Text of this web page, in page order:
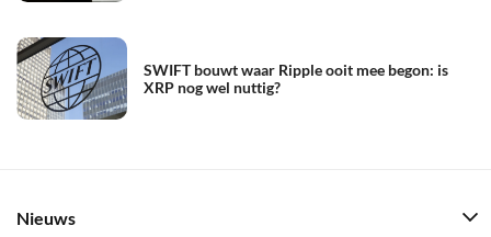
SWIFT bouwt waar Ripple ooit mee begon: is
XRP nog wel nuttig?
Nieuws